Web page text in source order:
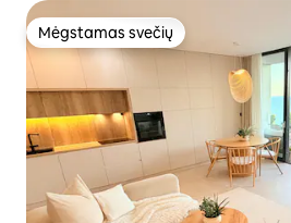
Mėgstamas svečių
Mėgstamas svečių